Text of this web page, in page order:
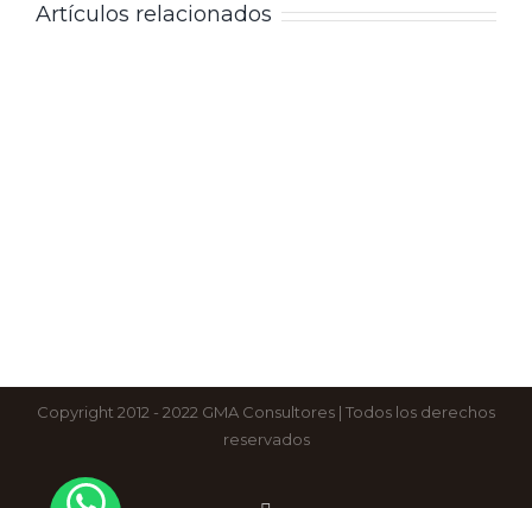
Artículos relacionados
Copyright 2012 - 2022 GMA Consultores | Todos los derechos
reservados